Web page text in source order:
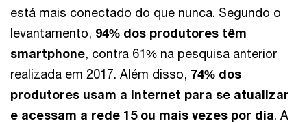
está mais conectado do que nunca. Segundo o
levantamento, 94% dos produtores têm
smartphone, contra 61% na pesquisa anterior
realizada em 2017. Além disso, 74% dos
produtores usam a internet para se atualizar
e acessam a rede 15 ou mais vezes por dia. A